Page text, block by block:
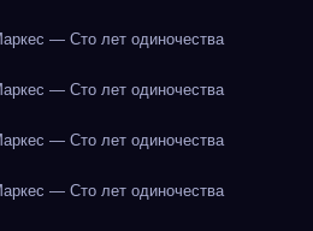
— Сто лет одиночества
— Сто лет одиночества
— Сто лет одиночества
— Сто лет одиночества